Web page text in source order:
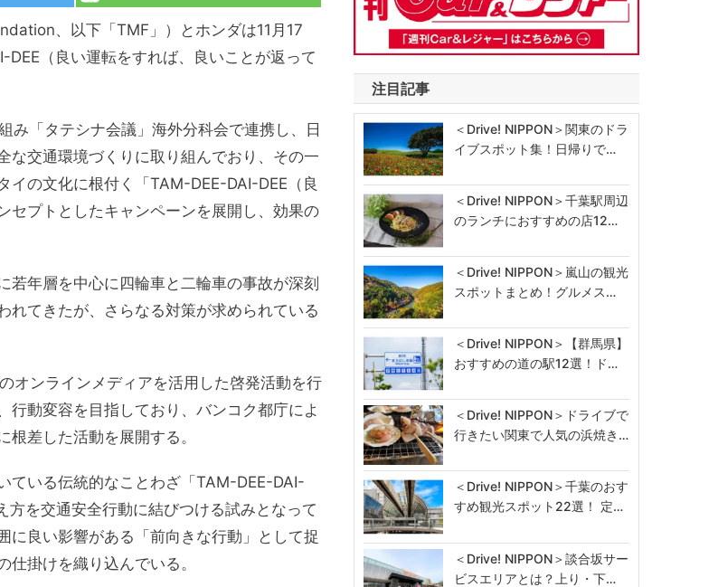
、以下「TMF」）とホンダは11月17
（良い運転をすれば、良いことが返って
み「タテシナ会議」海外分科会で連携し、日
な交通環境づくりに取り組んでおり、その一
イの文化に根付く「TAM-DEE-DAI-DEE（良
セプトとしたキャンペーンを展開し、効果の
若年層を中心に四輪車と二輪車の事故が深刻
れてきたが、さらなる対策が求められている
オンラインメディアを活用した啓発活動を行
行動変容を目指しており、バンコク都庁によ
差した活動を展開する。
ている伝統的なことわざ「TAM-DEE-DAI-
方を交通安全行動に結びつける試みとなって
に良い影響がある「前向きな行動」として捉
掛けを織り込んでいる。
注目記事
＜Drive! NIPPON＞関東のドラ
イブスポット集！日帰りで…
＜Drive! NIPPON＞千葉駅周辺
のランチにおすすめの店12…
＜Drive! NIPPON＞嵐山の観光
スポットまとめ！グルメス…
＜Drive! NIPPON＞【群馬県】
おすすめの道の駅12選！ド…
＜Drive! NIPPON＞ドライブで
行きたい関東で人気の浜焼き…
＜Drive! NIPPON＞千葉のおす
すめ観光スポット22選！ 定…
＜Drive! NIPPON＞談合坂サー
ビスエリアとは？上り・下…